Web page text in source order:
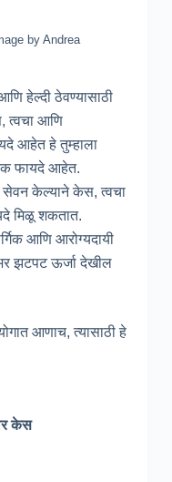
by Andrea
हेल्दी ठेवण्यासाठी
त्वचा आणि
आहेत हे तुम्हाला
फायदे आहेत.
केल्याने केस, त्वचा
मिळू शकतात.
आणि आरोग्यदायी
झटपट ऊर्जा देखील
आणाच, त्यासाठी हे
केस